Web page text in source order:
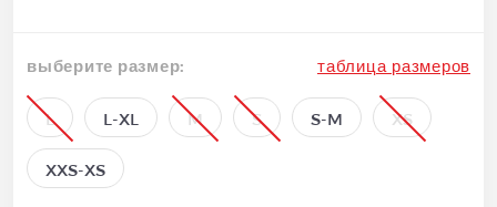
выберите размер: таблица размеров
L L-XL M S S-M XS
XXS-XS